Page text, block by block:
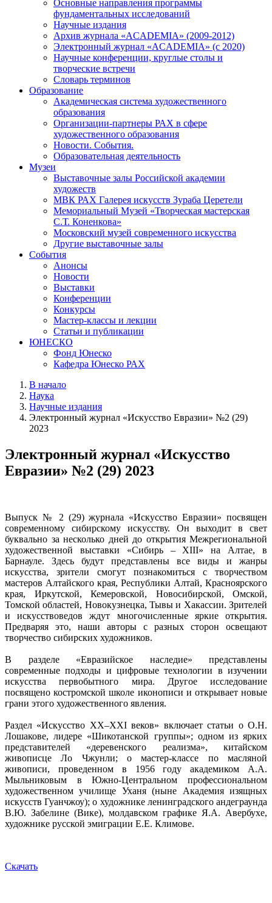
Основные направления программы
фундаментальных исследований
Научные издания
Архив журнала «ACADEMIA» (2009-2012)
Электронный журнал «ACADEMIA» (с 2020)
Научные конференции, круглые столы и
творческие встречи
Словарь терминов
Образование
Академическая система художественного
образования
Организации-партнеры РАХ в сфере
художественного образования
Новости. События.
Образовательная деятельность
Музеи
Выставочные залы Российской академии
художеств
МВК РАХ Галерея искусств Зураба Церетели
Мемориальный Музей «Творческая мастерская
С.Т. Коненкова»
Московский музей современного искусства
Другие выставочные залы
События
Анонсы
Новости
Выставки
Конференции
Конкурсы
Мастер-классы и лекции
Статьи и публикации
ЮНЕСКО
Фонд Юнеско
Кафедра Юнеско РАХ
В начало
Наука
Научные издания
Электронный журнал «Искусство Евразии» №2 (29)
2023
Электронный журнал «Искусство
Евразии» №2 (29) 2023
Выпуск № 2 (29) журнала «Искусство Евразии» посвящен
современному сибирскому искусству. Он выходит в свет
буквально за несколько дней до открытия Межрегиональной
художественной выставки «Сибирь – XIII» на Алтае, в
Барнауле. Здесь будут представлены все виды и жанры
искусства, зрители смогут познакомиться с творчеством
мастеров Алтайского края, Республики Алтай, Красноярского
края, Иркутской, Кемеровской, Новосибирской, Омской,
Томской областей, Новокузнецка, Тывы и Хакассии. Зрителей
и искусствоведов ждут многочисленные яркие открытия.
Предваряя это, наши авторы с разных сторон освещают
творчество сибирских художников.
В разделе «Евразийское наследие» представлены
современные подходы и цифровые технологии в изучении
искусства первобытного мира. Другое исследование
посвящено костромской школе иконописи и открывает новые
грани этого художественного явления.
Раздел «Искусство XX–XXI веков» включает статьи о О.Н.
Лошакове, лидере «Шикотанской группы»; одном из ярких
представителей «деревенского реализма», китайском
живописце Ло Чжунли; о мастер-классе по масляной
живописи, проведенном в 1956 году академиком А.А.
Мыльниковым в Южно-Центральном профессиональном
художественном училище Уханя (ныне Академия изящных
искусств Гуанчжоу); о художнике ленинградского андеграунда
В.Ю. Забелине (Вике), молдавском графике Я.А. Авербухе,
художнике русской эмиграции Е.Е. Климове.
Скачать